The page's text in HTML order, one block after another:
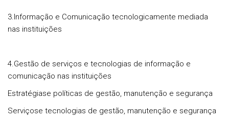
3.Informação e Comunicação tecnologicamente mediada
nas instituições
4.Gestão de serviços e tecnologias de informação e
comunicação nas instituições
Estratégiase políticas de gestão, manutenção e segurança
Serviçose tecnologias de gestão, manutenção e segurança